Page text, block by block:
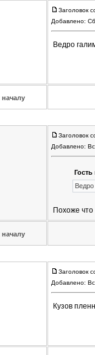
Заголовок
Добавлено:
Ведро
началу
Заголовок
Добавлено:
Похоже
началу
Заголовок
Добавлено:
Кузов